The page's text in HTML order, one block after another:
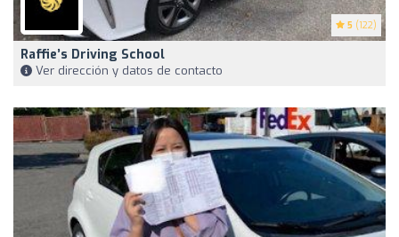
5 (122)
Raffie’s Driving School
Ver dirección y datos de contacto